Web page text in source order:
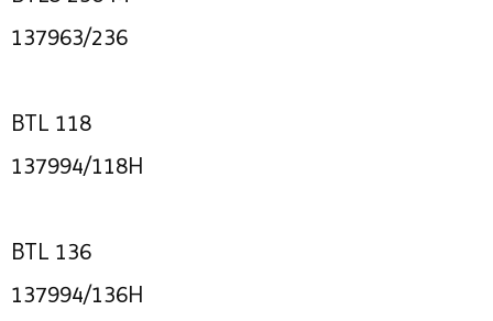
137963/236
BTL 118
137994/118H
BTL 136
137994/136H